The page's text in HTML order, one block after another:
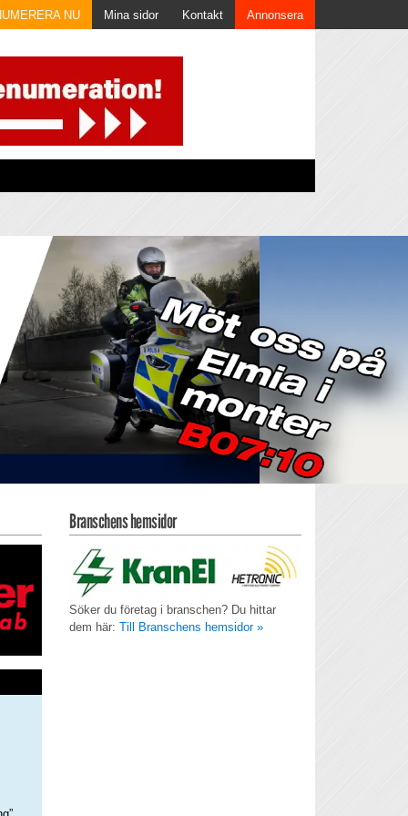
NU Mina sidor Kontakt Annonsera
Branschens hemsidor
Söker du företag i branschen? Du hittar
dem här: Till Branschens hemsidor »